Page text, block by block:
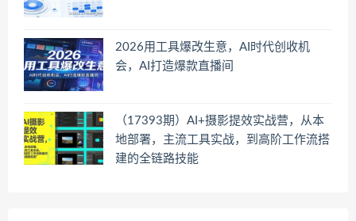
2026用工具爆改生意，AI时代创收机
会，AI打造爆款直播间
（17393期）AI+摄影提效实战营，从本
地部署，主流工具实战，到高阶工作流搭
建的全链路技能